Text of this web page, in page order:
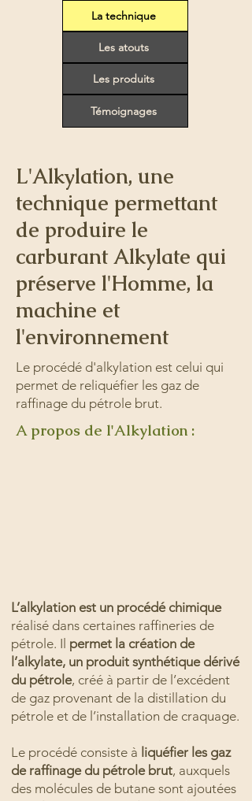
La technique
Les atouts
Les produits
Témoignages
L'Alkylation, une
technique permettant
de produire le
carburant Alkylate qui
préserve l'Homme, la
machine et
l'environnement
Le procédé d'alkylation est celui qui
permet de reliquéfier les gaz de
raffinage du pétrole brut.
A propos de l'Alkylation :
L’alkylation est un procédé chimique
réalisé dans certaines raffineries de
pétrole. Il permet la création de
l’alkylate, un produit synthétique dérivé
du pétrole, créé à partir de l’excédent
de gaz provenant de la distillation du
pétrole et de l’installation de craquage.
Le procédé consiste à liquéfier les gaz
de raffinage du pétrole brut, auxquels
des molécules de butane sont ajoutées